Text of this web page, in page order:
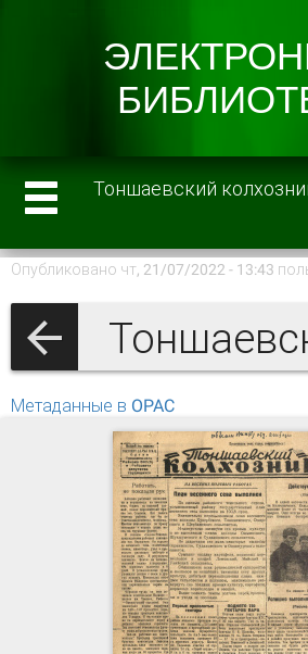
Тоншаевский
Опубликовано чт, 21/07/2022 - 13:43
Метаданные в OPAC